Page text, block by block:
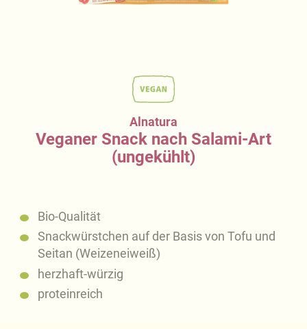
Alnatura
Veganer Snack nach Salami-Art
(ungekühlt)
Bio-Qualität
Snackwürstchen auf der Basis von Tofu und
Seitan (Weizeneiweiß)
herzhaft-würzig
proteinreich